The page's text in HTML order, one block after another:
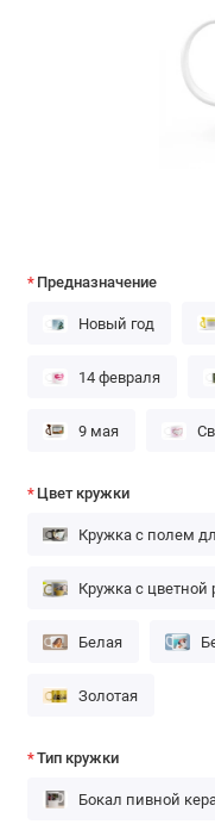
Предназначение
Новый год
14 февраля
9 мая
Цвет кружки
Кружка с полем
Кружка с цветной
Белая
Золотая
Тип кружки
Бокал пивной